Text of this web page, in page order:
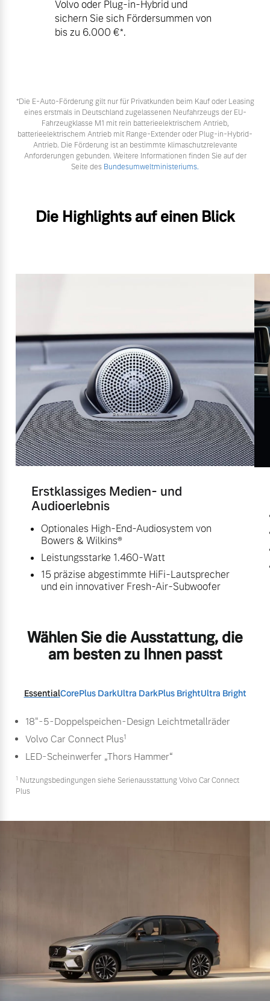
Volvo oder Plug-in-Hybrid und
sichern Sie sich Fördersummen von
bis zu 6.000 €⁠*.
*Die E‑Auto-Förderung gilt nur für Privatkunden beim Kauf oder Leasing
eines erstmals in Deutschland zugelassenen Neufahrzeugs der EU-
Fahrzeugklasse M1 mit rein batterieelektrischem Antrieb,
batterieelektrischem Antrieb mit Range-Extender oder Plug-in-Hybrid-
Antrieb. Die Förderung ist an bestimmte klimaschutzrelevante
Anforderungen gebunden. Weitere Informationen finden Sie auf der
Seite des Bundesumweltministeriums.
Die Highlights auf einen Blick
Erstklassiges Medien- und
Audioerlebnis
Optionales High-End-Audiosystem von
Bowers & Wilkins®
Leistungsstarke 1.460-Watt
15 präzise abgestimmte HiFi-Lautsprecher
und ein innovativer Fresh-Air-Subwoofer
Wählen Sie die Ausstattung, die
am besten zu Ihnen passt
EssentialCorePlus DarkUltra DarkPlus BrightUltra Bright
18"-5-Doppelspeichen-Design Leichtmetallräder
Volvo Car Connect Plus1
LED-Scheinwerfer „Thors Hammer“
1 Nutzungsbedingungen siehe Serienausstattung Volvo Car Connect
Plus